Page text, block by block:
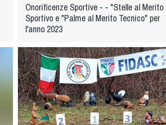
Onorificenze Sportive - - "Stelle al Merito
Sportivo e "Palme al Merito Tecnico" per
l'anno 2023